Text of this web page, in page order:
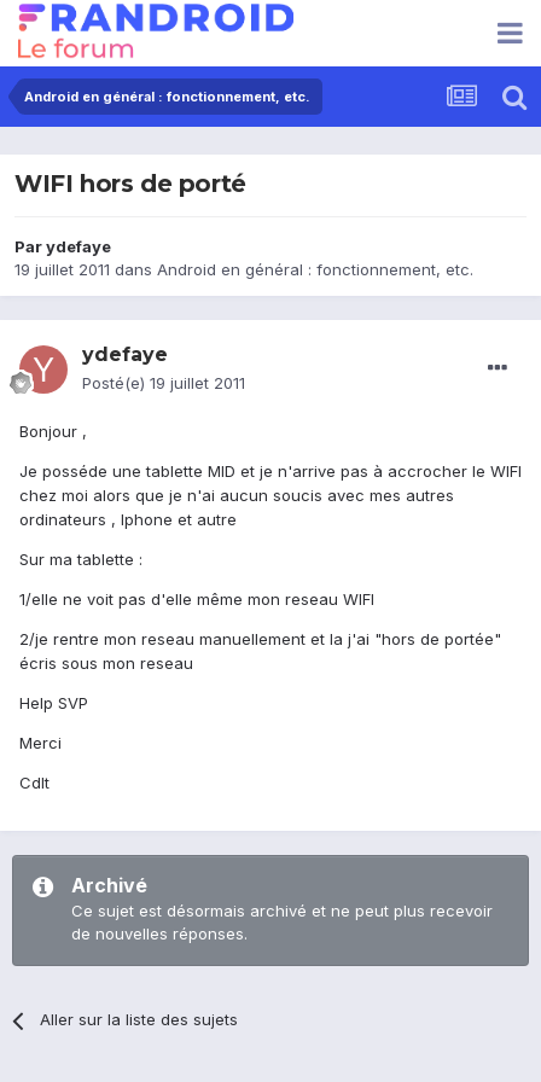
Android en général : fonctionnement, etc.
WIFI hors de porté
Parydefaye
19 juillet 2011 dans Android en général : fonctionnement, etc.
ydefaye
Posté(e) 19 juillet 2011
Bonjour ,
Je posséde une tablette MID et je n'arrive pas à accrocher le WIFI
chez moi alors que je n'ai aucun soucis avec mes autres
ordinateurs , Iphone et autre
Sur ma tablette :
1/elle ne voit pas d'elle même mon reseau WIFI
2/je rentre mon reseau manuellement et la j'ai "hors de portée"
écris sous mon reseau
Help SVP
Merci
Cdlt
Archivé
Ce sujet est désormais archivé et ne peut plus recevoir
de nouvelles réponses.
Aller sur la liste des sujets